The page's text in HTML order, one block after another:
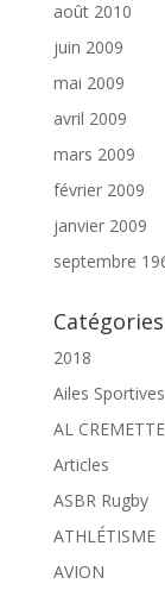
août 2010
juin 2009
mai 2009
avril 2009
mars 2009
février 2009
janvier 2009
septembre
Catégories
2018
Ailes
AL
Articles
ASBR Rugby
ATHLÉTISME
AVION